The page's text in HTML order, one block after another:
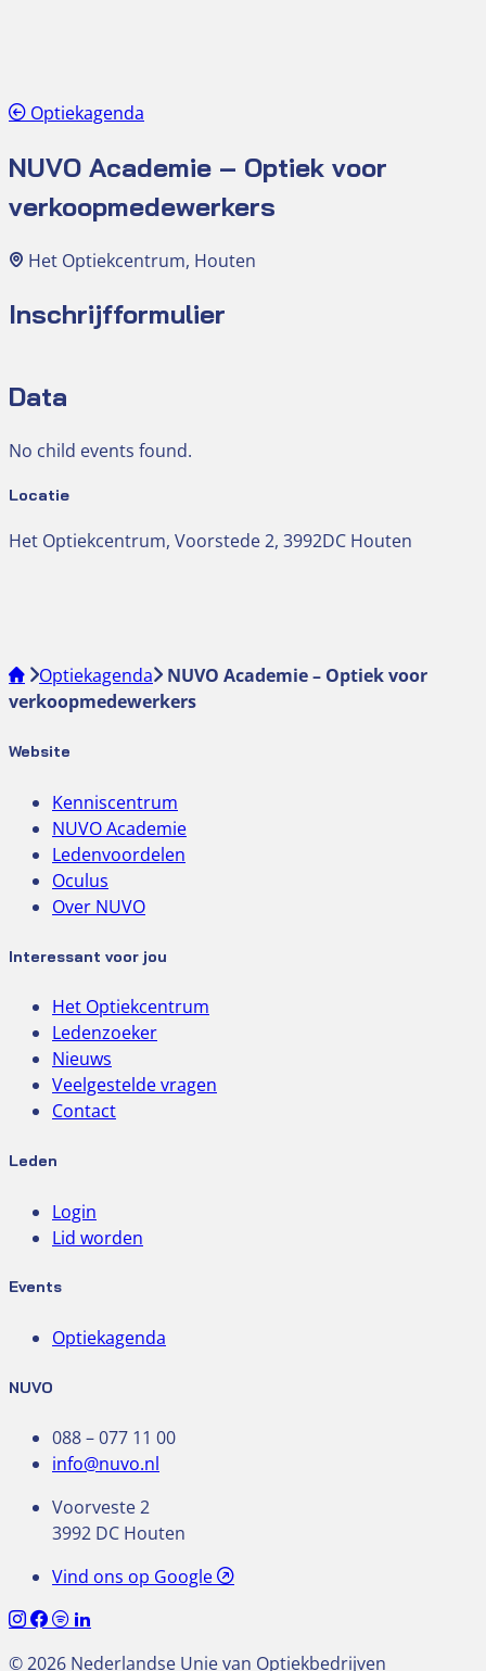
Optiekagenda
NUVO Academie – Optiek voor
verkoopmedewerkers
Het Optiekcentrum, Houten
Inschrijfformulier
Data
No child events found.
Locatie
Het Optiekcentrum, Voorstede 2, 3992DC Houten
Optiekagenda
NUVO Academie – Optiek voor
verkoopmedewerkers
Website
Kenniscentrum
NUVO Academie
Ledenvoordelen
Oculus
Over NUVO
Interessant voor jou
Het Optiekcentrum
Ledenzoeker
Nieuws
Veelgestelde vragen
Contact
Leden
Login
Lid worden
Events
Optiekagenda
NUVO
088 – 077 11 00
info@nuvo.nl
Voorveste 2
3992 DC Houten
Vind ons op Google
© 2026 Nederlandse Unie van Optiekbedrijven